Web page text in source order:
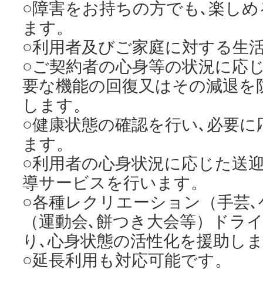
○障害をお持ちの方でも､楽し
ます。
○利用者及びご家庭に対する生
○ご契約者の心身等の状況に応
要な機能の回復又はその減退
します。
○健康状態の確認を行い､必要
ます。
○利用者の心身状況に応じた送
導サービスを行います。
○各種レクリエーション（手芸
（運動会､餅つき大会等）ドラ
り､心身状態の活性化を援助し
○延長利用も対応可能です。